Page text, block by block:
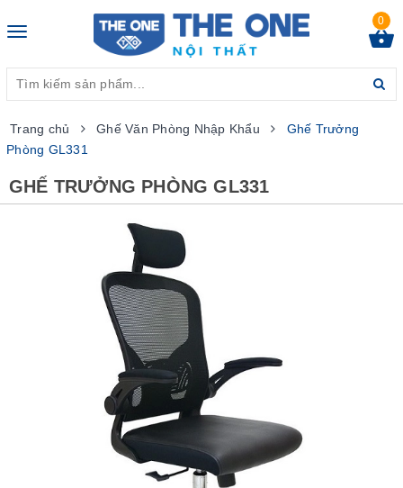
Toggle
0
Trang chủ Ghế Văn Phòng Nhập Khẩu
Ghế Trưởng
Phòng GL331
GHẾ TRƯỞNG PHÒNG GL331